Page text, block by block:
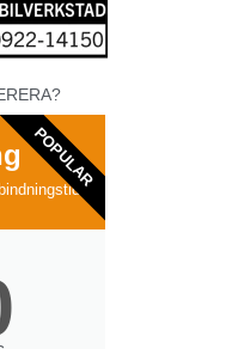
POPULAR